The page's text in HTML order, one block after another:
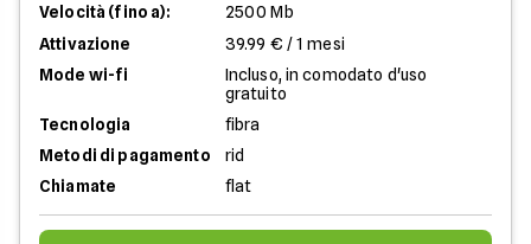
Velocità (fino a):
2500 Mb
Attivazione
39.99 € / 1 mesi
Mode wi-fi
Incluso, in comodato d'uso
gratuito
Tecnologia
fibra
Metodi di pagamento
rid
Chiamate
flat